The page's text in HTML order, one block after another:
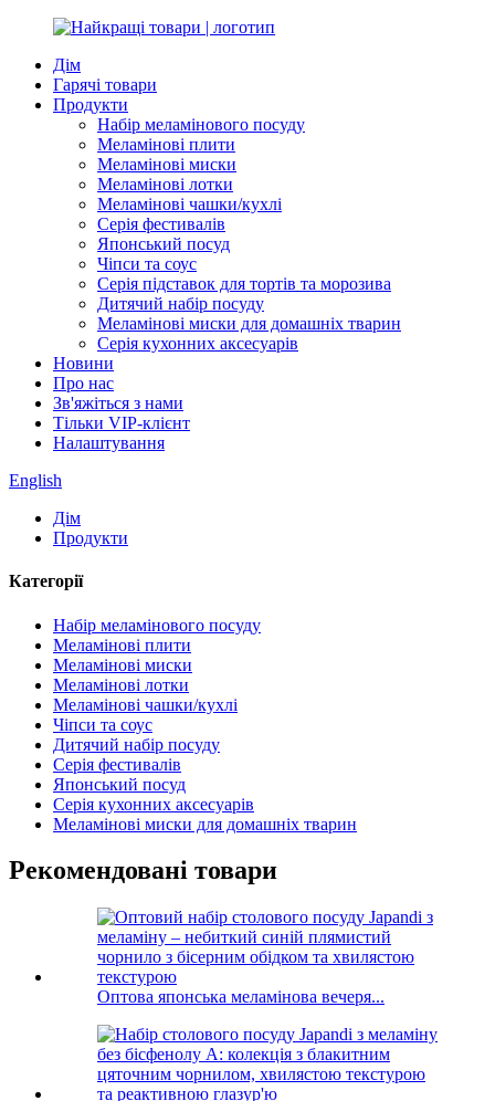
Дім
Гарячі товари
Продукти
Набір меламінового посуду
Меламінові плити
Меламінові миски
Меламінові лотки
Меламінові чашки/кухлі
Серія фестивалів
Японський посуд
Чіпси та соус
Серія підставок для тортів та морозива
Дитячий набір посуду
Меламінові миски для домашніх тварин
Серія кухонних аксесуарів
Новини
Про нас
Зв'яжіться з нами
Тільки VIP-клієнт
Налаштування
English
Дім
Продукти
Категорії
Набір меламінового посуду
Меламінові плити
Меламінові миски
Меламінові лотки
Меламінові чашки/кухлі
Чіпси та соус
Дитячий набір посуду
Серія фестивалів
Японський посуд
Серія кухонних аксесуарів
Меламінові миски для домашніх тварин
Рекомендовані товари
Оптова японська меламінова вечеря...